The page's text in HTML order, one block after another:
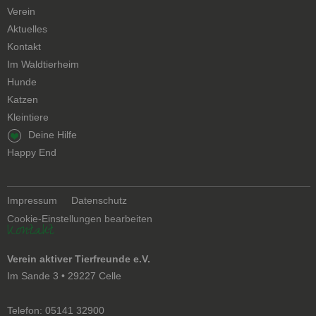
überspringen
Verein
Aktuelles
Kontakt
Navigation
überspringen
Im Waldtierheim
Hunde
Katzen
Kleintiere
Navigation
überspringen
Deine Hilfe
Happy End
Navigation
überspringen
Impressum
Datenschutz
Cookie-Einstellungen bearbeiten
Kontakt
Verein aktiver Tierfreunde e.V.
Im Sande 3 • 29227 Celle
Telefon: 05141 32900